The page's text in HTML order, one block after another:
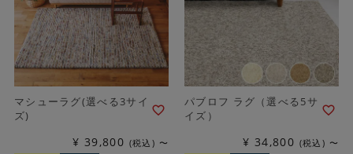
マシューラグ(選べる3サイ
ズ)
¥ 39,800 税込 〜
パブロフ ラグ（選べる5サ
イズ）
¥ 34,800 税込 〜